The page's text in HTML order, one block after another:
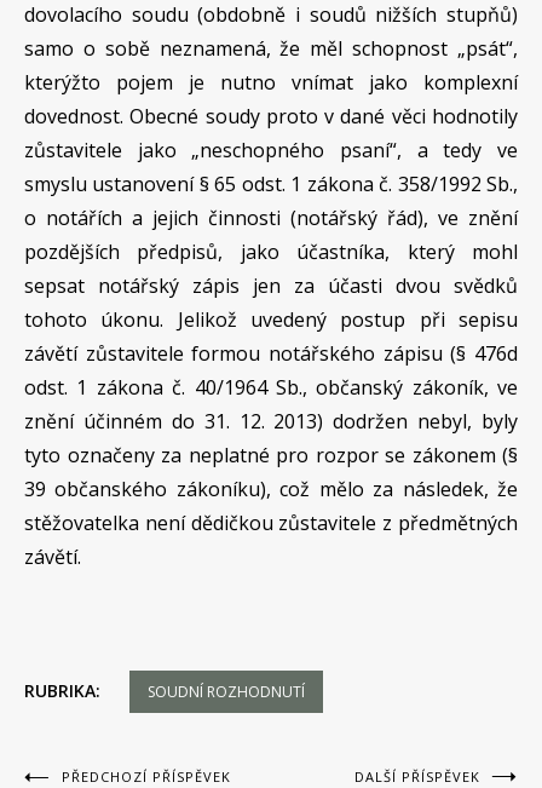
dovolacího soudu (obdobně i soudů nižších stupňů)
samo o sobě neznamená, že měl schopnost „psát“,
kterýžto pojem je nutno vnímat jako komplexní
dovednost. Obecné soudy proto v dané věci hodnotily
zůstavitele jako „neschopného psaní“, a tedy ve
smyslu ustanovení § 65 odst. 1 zákona č. 358/1992 Sb.,
o notářích a jejich činnosti (notářský řád), ve znění
pozdějších předpisů, jako účastníka, který mohl
sepsat notářský zápis jen za účasti dvou svědků
tohoto úkonu. Jelikož uvedený postup při sepisu
závětí zůstavitele formou notářského zápisu (§ 476d
odst. 1 zákona č. 40/1964 Sb., občanský zákoník, ve
znění účinném do 31. 12. 2013) dodržen nebyl, byly
tyto označeny za neplatné pro rozpor se zákonem (§
39 občanského zákoníku), což mělo za následek, že
stěžovatelka není dědičkou zůstavitele z předmětných
závětí.
RUBRIKA: SOUDNÍ ROZHODNUTÍ
PŘEDCHOZÍ PŘÍSPĚVEK DALŠÍ PŘÍSPĚVEK